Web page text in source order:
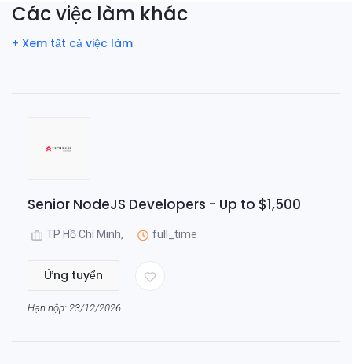
Các việc làm khác
+ Xem tất cả việc làm
Senior NodeJS Developers - Up to $1,500
TP Hồ Chí Minh, full_time
Ứng tuyển
Hạn nộp: 23/12/2026